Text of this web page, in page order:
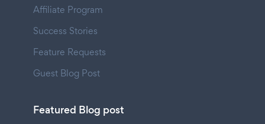
Affiliate Program
Success Stories
Feature Requests
Guest Blog Post
Featured Blog post